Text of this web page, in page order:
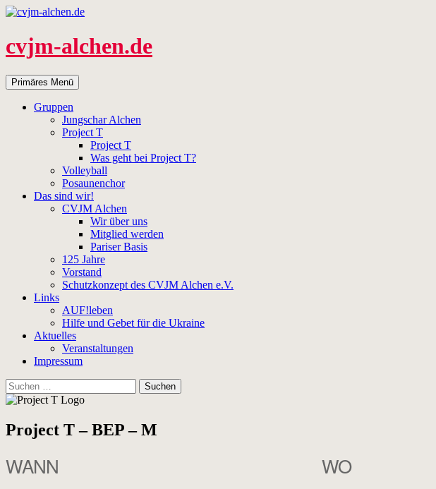
Zum
springen
cvjm-alchen.de
Suchen
Primäres Menü
Gruppen
Jungschar Alchen
Project T
Project T
Was geht bei Project T?
Volleyball
Posaunenchor
Das sind wir!
CVJM Alchen
Wir über uns
Mitglied werden
Pariser Basis
125 Jahre
Vorstand
Schutzkonzept des CVJM Alchen e.V.
Links
AUF!leben
Hilfe und Gebet für die Ukraine
Aktuelles
Veranstaltungen
Impressum
Suchen
nach:
Project T – BEP – M
WANN WO